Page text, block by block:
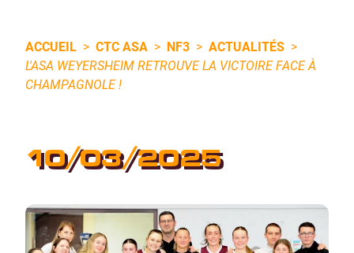
ACCUEIL > CTC ASA > NF3 > ACTUALITÉS >
L'ASA WEYERSHEIM RETROUVE LA VICTOIRE FACE À
CHAMPAGNOLE !
10/03/2025